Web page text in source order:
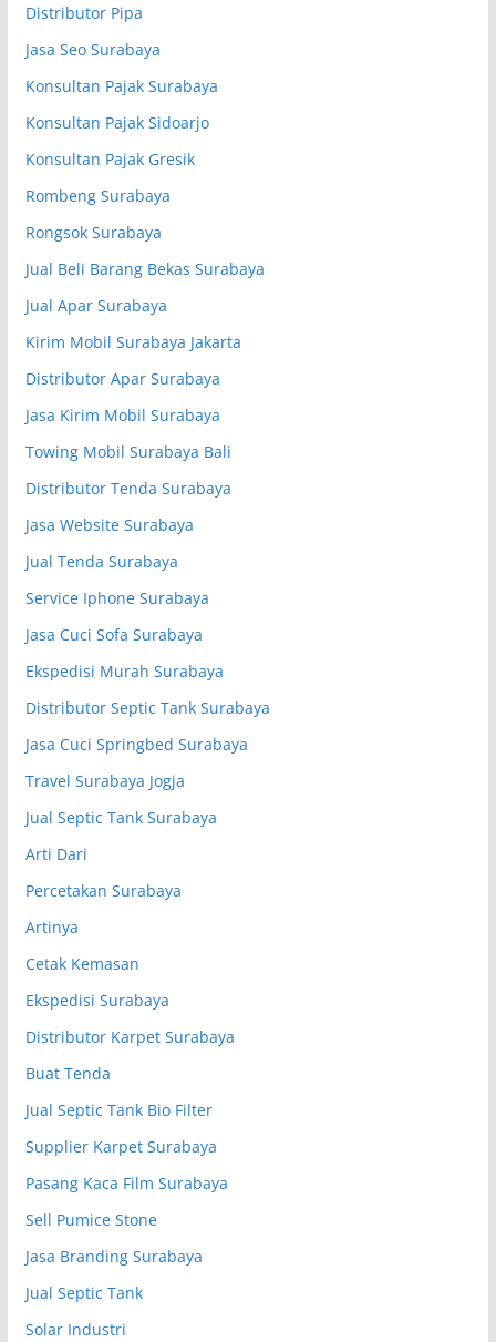
Distributor Pipa
Jasa Seo Surabaya
Konsultan Pajak Surabaya
Konsultan Pajak Sidoarjo
Konsultan Pajak Gresik
Rombeng Surabaya
Rongsok Surabaya
Jual Beli Barang Bekas Surabaya
Jual Apar Surabaya
Kirim Mobil Surabaya Jakarta
Distributor Apar Surabaya
Jasa Kirim Mobil Surabaya
Towing Mobil Surabaya Bali
Distributor Tenda Surabaya
Jasa Website Surabaya
Jual Tenda Surabaya
Service Iphone Surabaya
Jasa Cuci Sofa Surabaya
Ekspedisi Murah Surabaya
Distributor Septic Tank Surabaya
Jasa Cuci Springbed Surabaya
Travel Surabaya Jogja
Jual Septic Tank Surabaya
Arti Dari
Percetakan Surabaya
Artinya
Cetak Kemasan
Ekspedisi Surabaya
Distributor Karpet Surabaya
Buat Tenda
Jual Septic Tank Bio Filter
Supplier Karpet Surabaya
Pasang Kaca Film Surabaya
Sell Pumice Stone
Jasa Branding Surabaya
Jual Septic Tank
Solar Industri